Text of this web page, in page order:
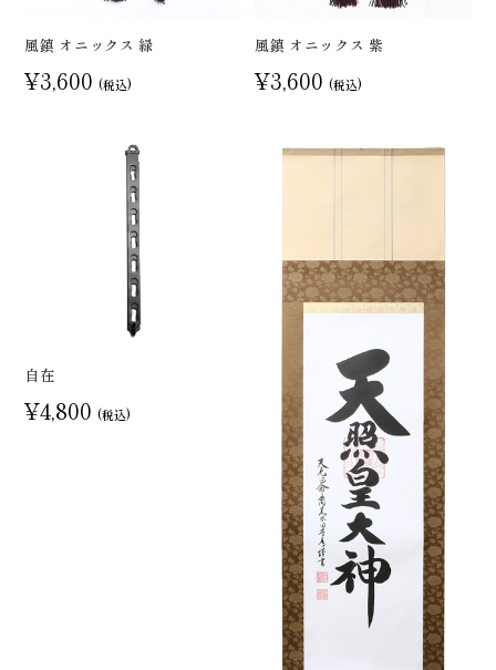
風鎮 オニックス 緑
¥3,600 (税込)
風鎮 オニックス 紫
¥3,600 (税込)
自在
¥4,800 (税込)